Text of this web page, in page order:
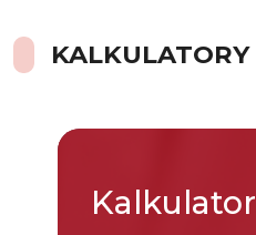
KALKULATORY
Kalkulator